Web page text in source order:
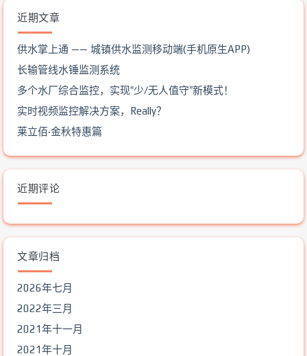
近期文章
供水掌上通 —— 城镇供水监测移动端(手机原生APP)
长输管线水锤监测系统
多个水厂综合监控，实现“少/无人值守”新模式！
实时视频监控解决方案，Really？
莱立佰·金秋特惠篇
近期评论
文章归档
2026年七月
2022年三月
2021年十一月
2021年十月